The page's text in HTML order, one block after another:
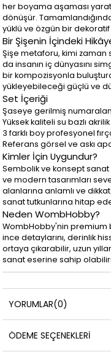
her boyama aşaması
dönüşür.
yüklü ve özgün bir dekoratif
Bir Şişenin İçindeki
Şişe metaforu, kimi zaman
da insanın iç dünyasını
bir kompozisyonla
yükleyebileceği güçlü ve
Set İçeriği
Şaseye gerilmiş
Yüksek kaliteli su bazlı
3 farklı boy profesyonel
Referans görsel ve askı
Kimler İçin Uygundur?
Sembolik ve konsept
ve modern tasarımları
alanlarına anlamlı ve
sanat tutkunlarına hitap
Neden WombHobby?
WombHobby'nin premium
ince detaylarını, derinlik
ortaya çıkarabilir, uzun
sanat eserine sahip
YORUMLAR(0)
ÖDEME SEÇENEKLERI